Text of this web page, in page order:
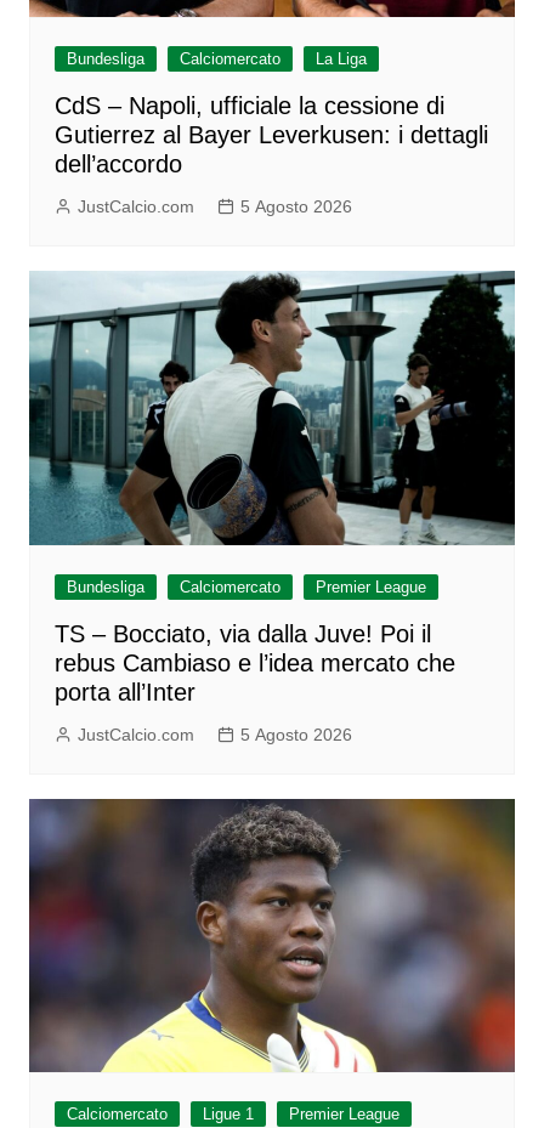
Bundesliga Calciomercato La Liga
CdS – Napoli, ufficiale la cessione di
Gutierrez al Bayer Leverkusen: i dettagli
dell’accordo
JustCalcio.com 5 Agosto 2026
Bundesliga Calciomercato Premier League
TS – Bocciato, via dalla Juve! Poi il
rebus Cambiaso e l’idea mercato che
porta all’Inter
JustCalcio.com 5 Agosto 2026
Calciomercato Ligue 1 Premier League